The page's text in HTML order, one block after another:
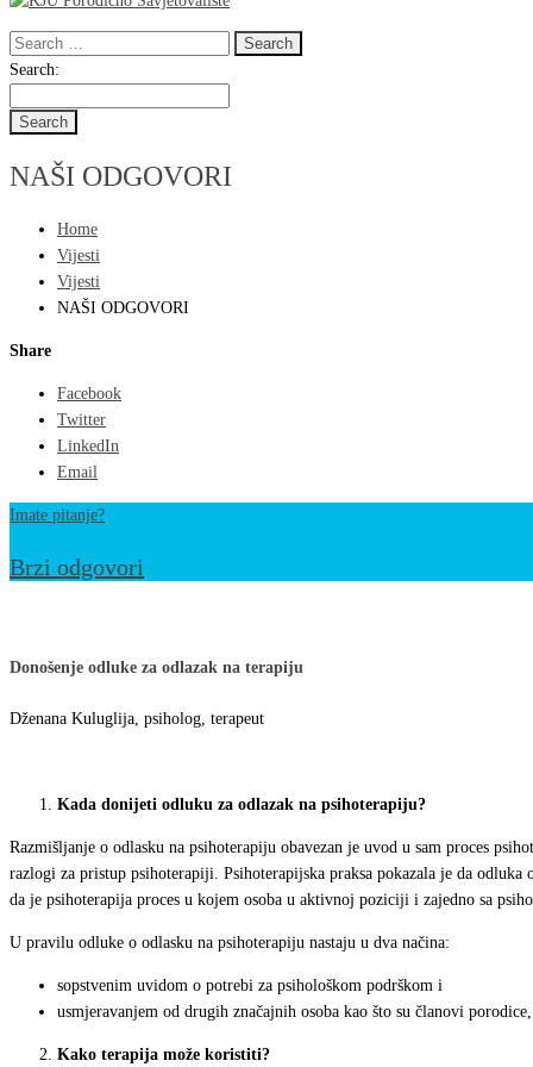
Search
for:
Search
Search:
NAŠI ODGOVORI
Home
Vijesti
Vijesti
NAŠI ODGOVORI
Share
Facebook
Twitter
LinkedIn
Email
Imate pitanje?
Brzi odgovori
ODGOVORI
Donošenje odluke za odlazak na terapiju
Dženana Kuluglija, psiholog, terapeut
Kada donijeti odluku za odlazak na psihoterapiju?
Razmišljanje o odlasku na psihoterapiju obavezan je uvod u sam proces
razlogi za pristup psihoterapiji. Psihoterapijska praksa pokazala je da
da je psihoterapija proces u kojem osoba u aktivnoj poziciji i zajedno sa
U pravilu odluke o odlasku na psihoterapiju nastaju u dva načina:
sopstvenim uvidom o potrebi za psihološkom podrškom i
usmjeravanjem od drugih značajnih osoba kao što su članovi
Kako terapija može koristiti?